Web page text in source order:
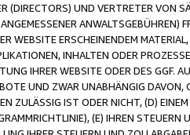
(DIRECTORS) UND VERTRETER VON
WEBSITE ERSCHEINENDEM
INHALTEN ODER
IHRER WEBSITE ODER DES GGF.
UND ZWAR UNABHÄNGIG
ZULÄSSIG IST ODER NICHT, (D)
(E) IHREN